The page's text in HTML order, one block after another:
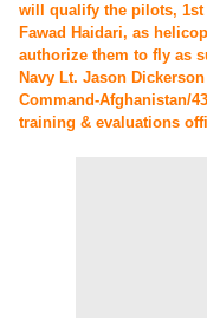
will qualify the pilots, 1st
Fawad Haidari, as
authorize them to fly as
Navy Lt. Jason
Command-Afghanistan/
training & evaluations